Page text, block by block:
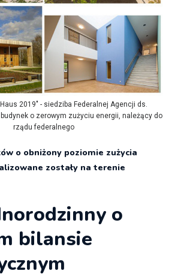
2019" - siedziba Federalnej Agencji ds.
o zerowym zużyciu energii, należący do
rządu federalnego
o obniżony poziomie zużycia
zostały na terenie
o
bilansie